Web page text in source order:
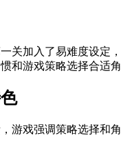
关加入了易难度设定
和游戏策略选择合适
游戏强调策略选择和